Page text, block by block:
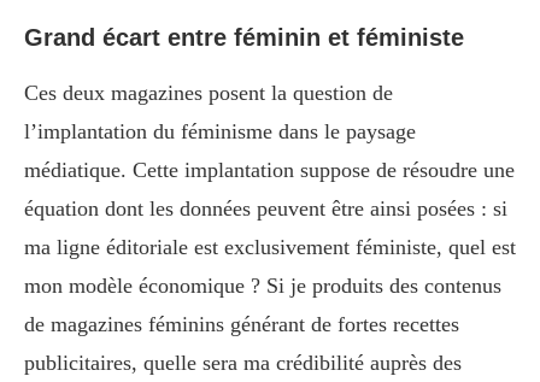
Grand écart entre féminin et féministe
Ces deux magazines posent la question de
l’implantation du féminisme dans le paysage
médiatique. Cette implantation suppose de résoudre une
équation dont les données peuvent être ainsi posées : si
ma ligne éditoriale est exclusivement féministe, quel est
mon modèle économique ? Si je produits des contenus
de magazines féminins générant de fortes recettes
publicitaires, quelle sera ma crédibilité auprès des